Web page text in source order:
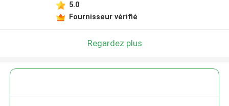
5.0
Fournisseur vérifié
Regardez plus